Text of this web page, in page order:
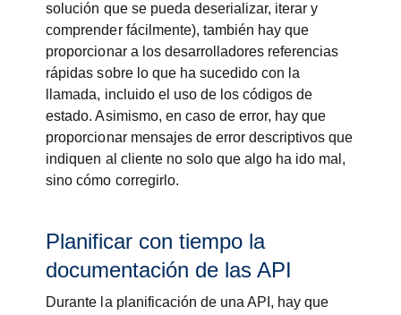
solución que se pueda deserializar, iterar y
comprender fácilmente), también hay que
proporcionar a los desarrolladores referencias
rápidas sobre lo que ha sucedido con la
llamada, incluido el uso de los códigos de
estado. Asimismo, en caso de error, hay que
proporcionar mensajes de error descriptivos que
indiquen al cliente no solo que algo ha ido mal,
sino cómo corregirlo.
Planificar con tiempo la
documentación de las API
Durante la planificación de una API, hay que